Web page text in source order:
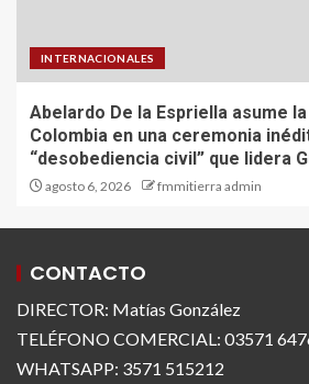
INTERNACIONALES
Abelardo De la Espriella asume
Colombia en una ceremonia
“desobediencia civil” que lidera
agosto 6, 2026 fmmitierra admin
CONTACTO
DIRECTOR: Matías González
TELÉFONO COMERCIAL: 03571
WHATSAPP: 3571 515212